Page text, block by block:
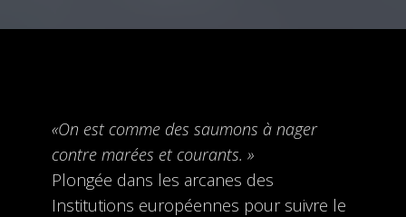
«On est comme des saumons à nager
contre marées et courants. »
Plongée dans les arcanes des
Institutions européennes pour suivre le